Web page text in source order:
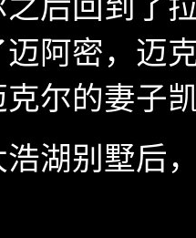
后回到了
阿密，迈
尔的妻子
湖别墅后